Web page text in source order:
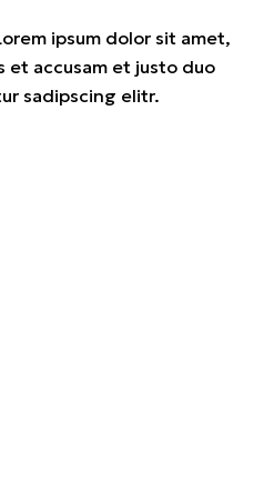
ipsum dolor sit amet,
et accusam et justo duo
sadipscing elitr.